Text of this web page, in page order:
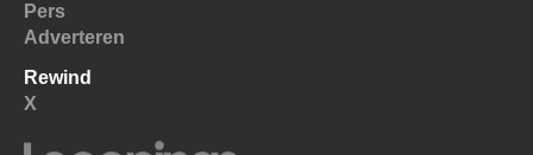
Pers
Adverteren
Rewind
X